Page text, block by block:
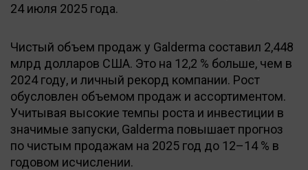
24 июля 2025 года.
Чистый объем продаж у Galderma составил 2,448
млрд долларов США. Это на 12,2 % больше, чем в
2024 году, и личный рекорд компании. Рост
обусловлен объемом продаж и ассортиментом.
Учитывая высокие темпы роста и инвестиции в
значимые запуски, Galderma повышает прогноз
по чистым продажам на 2025 год до 12–14 % в
годовом исчислении.